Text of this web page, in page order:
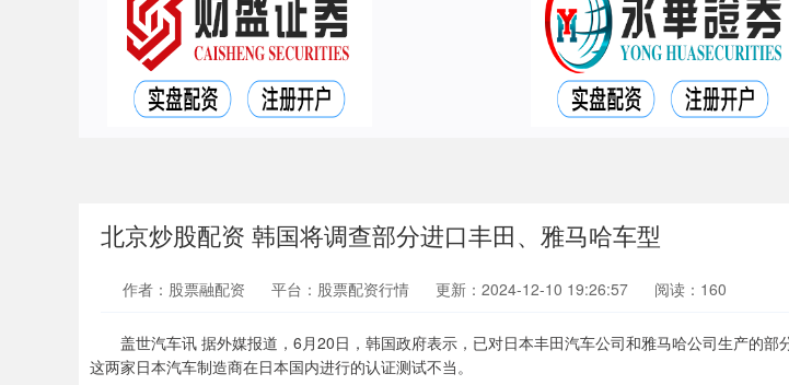
北京炒股配资 韩国将调查部分进口丰田、雅马哈车型
作者：股票融配资 平台：股票配资行情 更新：2024-12-10 19:26:57 阅读：160
盖世汽车讯 据外媒报道，6月20日，韩国政府表示，已对日本丰田汽车公司和雅马哈公司生产的部
这两家日本汽车制造商在日本国内进行的认证测试不当。